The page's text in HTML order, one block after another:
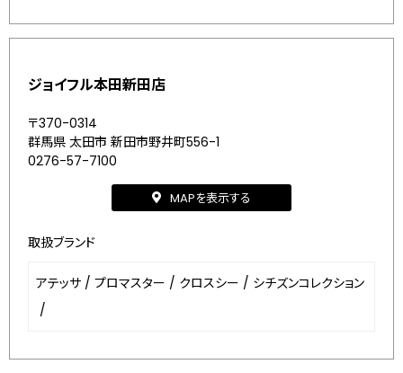
ジョイフル本田新田店
〒370-0314
群馬県 太田市 新田市野井町556-1
0276-57-7100
MAPを表示する
取扱ブランド
アテッサ / プロマスター / クロスシー / シチズンコレクション
/